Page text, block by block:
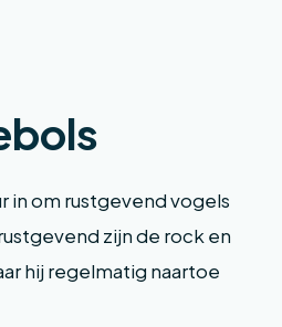
in om rustgevend vogels
zijn de rock en
hij regelmatig naartoe